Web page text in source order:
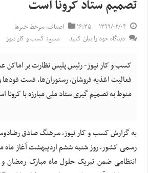
تصمیم ستاد کرونا است
۱۳۹۹/۰۲/۰۴ ۱۶:۳۵ اصناف,سرخط خبرها
دیدگاه خود را بیان کنید
منبع: کسب و کار نیوز
کسب و کار نیوز- رئیس پلیس نظارت بر اماکن
فعالیت اغذیه فروشان، رستوران‌ها، فست
منوط به تصمیم گیری ستاد ملی مبارزه با کرونا
به گزارش کسب و کار نیوز، سرهنگ صادق
رسمی کشور، روز شنبه ششم اردیبهشت آغاز ماه
انتظامی ضمن تبریک حلول ماه مبارک رمضان